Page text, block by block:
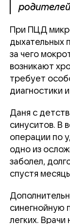
При ПЦД
дыхательных
за чего
возникают
требует
диагностики
Даня с
синуситов. В
операции по
одно из
заболел,
спустя
синегнойную
легких. Врачи